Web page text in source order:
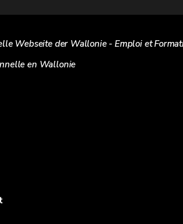
Webseite der Wallonie - Emploi et
en Wallonie